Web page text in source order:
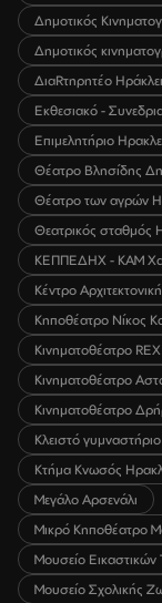
Δημοτικός
Δημοτικός
ΔιαRτηρητέο
Εκθεσιακό -
Επιμελητήριο
Θέατρο Βλησίδης
Θέατρο των αγρών
Θεατρικός σταθμός
ΚΕΠΠΕΔΗΧ - ΚΑΜ
Κέντρο
Κηποθέατρο Νίκος
Κινηματοθέατρο
Κινηματοθέατρο
Κινηματοθέατρο
Κλειστό
Κτήμα Κνωσός
Μεγάλο Αρσενάλι
Μικρό Κηποθέατρο
Μουσείο Εικαστικών
Μουσείο Σχολικής